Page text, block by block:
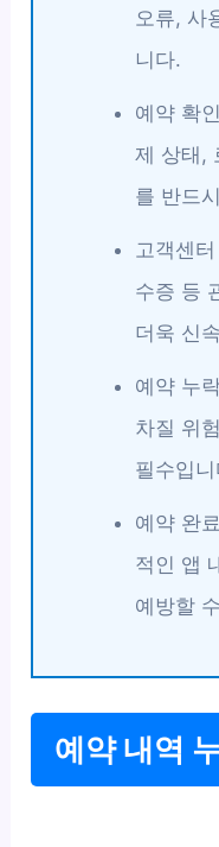
오류, 사
니다.
예약 확
제 상태,
를 반드
고객센
수증 등
더욱 신
예약 누
차질 위
필수입
예약 완
적인 앱
예방할
예약 내역